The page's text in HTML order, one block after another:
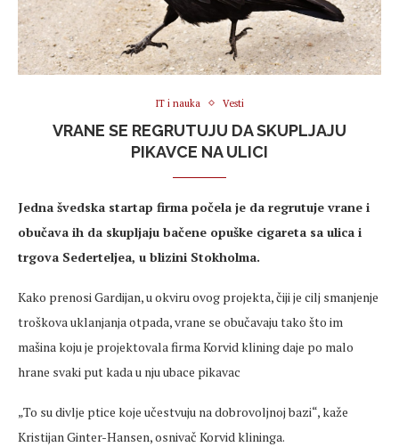
IT i nauka Vesti
VRANE SE REGRUTUJU DA SKUPLJAJU
PIKAVCE NA ULICI
Jedna švedska startap firma počela je da regrutuje vrane i
obučava ih da skupljaju bačene opuške cigareta sa ulica i
trgova Sederteljea, u blizini Stokholma.
Kako prenosi Gardijan, u okviru ovog projekta, čiji je cilj smanjenje
troškova uklanjanja otpada, vrane se obučavaju tako što im
mašina koju je projektovala firma Korvid klining daje po malo
hrane svaki put kada u nju ubace pikavac
„To su divlje ptice koje učestvuju na dobrovoljnoj bazi“, kaže
Kristijan Ginter-Hansen, osnivač Korvid klininga.